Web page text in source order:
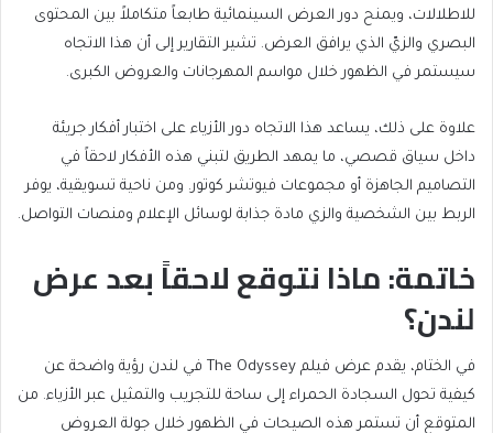
للاطلالات، ويمنح دور العرض السينمائية طابعاً متكاملاً بين المحتوى
البصري والزيّ الذي يرافق العرض. تشير التقارير إلى أن هذا الاتجاه
سيستمر في الظهور خلال مواسم المهرجانات والعروض الكبرى.
علاوة على ذلك، يساعد هذا الاتجاه دور الأزياء على اختبار أفكار جريئة
داخل سياق قصصي، ما يمهد الطريق لتبني هذه الأفكار لاحقاً في
التصاميم الجاهزة أو مجموعات فيوتشر كوتور. ومن ناحية تسويقية، يوفر
الربط بين الشخصية والزي مادة جذابة لوسائل الإعلام ومنصات التواصل.
خاتمة: ماذا نتوقع لاحقاً بعد عرض
لندن؟
في الختام، يقدم عرض فيلم The Odyssey في لندن رؤية واضحة عن
كيفية تحول السجادة الحمراء إلى ساحة للتجريب والتمثيل عبر الأزياء. من
المتوقع أن تستمر هذه الصيحات في الظهور خلال جولة العروض